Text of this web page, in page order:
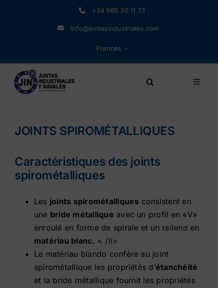
+34 985 30 11 73
info@juntasindustriales.com
Francés
Toggle
Enterprise
Informations
Contactez-nous
Boutique
JOINTS SPIROMÉTALLIQUES
Caractéristiques des joints
spirométalliques
Les joints spirométalliques consistent en
une bride métallique avec un profil en «V»
enroulé en forme de spirale et un relleno en
matériau blanc. < /li>
Le matériau blando confère au joint
spirométallique les propriétés d’étanchéité
et la bride métallique fournit les propriétés